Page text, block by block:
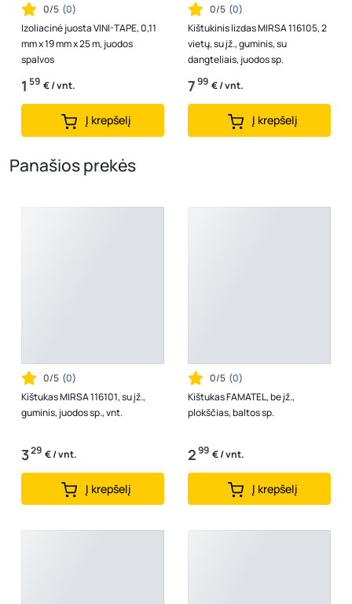
0/5 (0)
Izoliacinė juosta VINI-TAPE, 0,11
mm x 19 mm x 25 m, juodos
spalvos
1 59 € / vnt.
Į krepšelį
0/5 (0)
Kištukinis lizdas MIRSA 116105, 2
vietų, su įž., guminis, su
dangteliais, juodos sp.
799 € / vnt.
Į krepšelį
Panašios prekės
0/5 (0)
Kištukas MIRSA 116101, su įž.,
guminis, juodos sp., vnt.
329 € / vnt.
Į krepšelį
0/5 (0)
Kištukas FAMATEL, be įž.,
plokščias, baltos sp.
299 € / vnt.
Į krepšelį